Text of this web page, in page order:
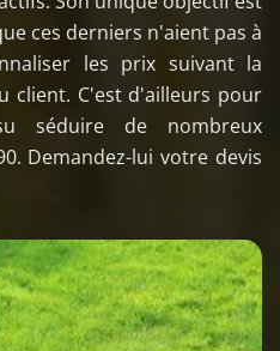
ces derniers n'aient pas à
les prix suivant la
client. C'est d'ailleurs pour
séduire de nombreux
Demandez-lui votre devis